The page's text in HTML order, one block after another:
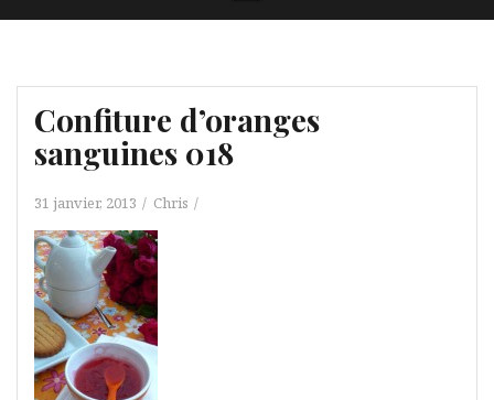
Confiture d’oranges
sanguines 018
31 janvier, 2013 Chris